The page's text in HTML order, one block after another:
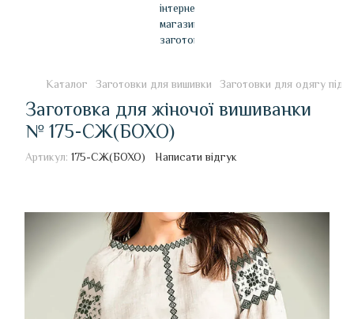
Каталог Заготовки для вишивки Заготовки для одягу під
Заготовка для жіночої вишиванки
№ 175-СЖ(БОХО)
Артикул: 175-СЖ(БОХО) Написати відгук